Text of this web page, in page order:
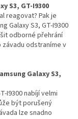
S3, GT-I9300
reagovat? Pak je
Galaxy S3, GT-I9300
odborné přehrání
odstraníme v
Galaxy S3,
I9300 nabíjí velmi
být porušený
lze snadno